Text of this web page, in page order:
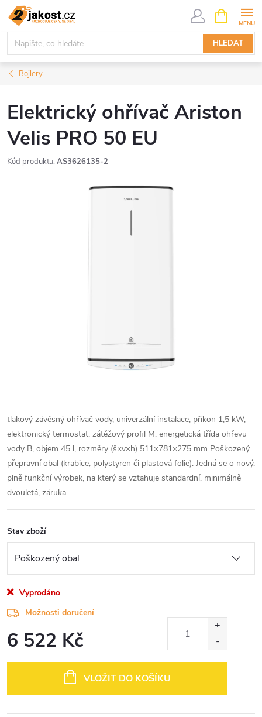
Přejít
obsah
HLEDAT
NÁKUPNÍ
KOŠÍK
Bojlery
Elektrický ohřívač Ariston
Velis PRO 50 EU
Kód produktu: AS3626135-2
tlakový závěsný ohřívač vody, univerzální instalace, příkon 1,5 kW,
elektronický termostat, zátěžový profil M, energetická třída ohřevu
vody B, objem 45 l, rozměry (š×v×h) 511×781×275 mm Poškozený
přepravní obal (krabice, polystyren či plastová folie). Jedná se o nový,
plně funkční výrobek, na který se vztahuje standardní, minimálně
dvouletá, záruka.
Stav zboží
Vyprodáno
Možnosti doručení
6 522 Kč
VLOŽIT DO KOŠÍKU